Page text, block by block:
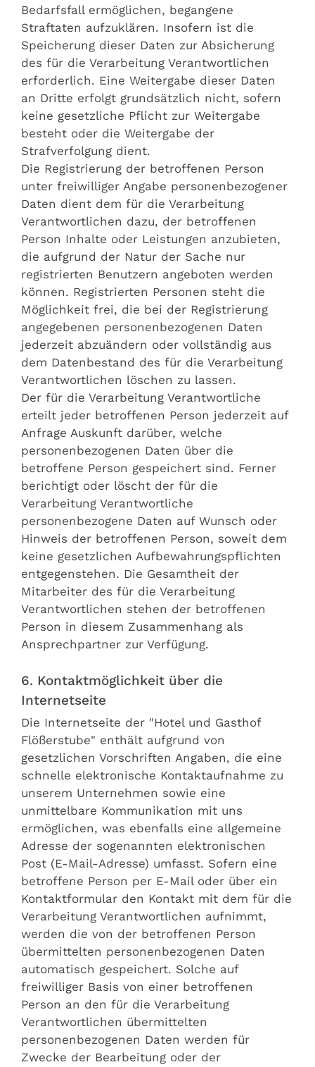
Bedarfsfall ermöglichen, begangene
Straftaten aufzuklären. Insofern ist die
Speicherung dieser Daten zur Absicherung
des für die Verarbeitung Verantwortlichen
erforderlich. Eine Weitergabe dieser Daten
an Dritte erfolgt grundsätzlich nicht, sofern
keine gesetzliche Pflicht zur Weitergabe
besteht oder die Weitergabe der
Strafverfolgung dient.
Die Registrierung der betroffenen Person
unter freiwilliger Angabe personenbezogener
Daten dient dem für die Verarbeitung
Verantwortlichen dazu, der betroffenen
Person Inhalte oder Leistungen anzubieten,
die aufgrund der Natur der Sache nur
registrierten Benutzern angeboten werden
können. Registrierten Personen steht die
Möglichkeit frei, die bei der Registrierung
angegebenen personenbezogenen Daten
jederzeit abzuändern oder vollständig aus
dem Datenbestand des für die Verarbeitung
Verantwortlichen löschen zu lassen.
Der für die Verarbeitung Verantwortliche
erteilt jeder betroffenen Person jederzeit auf
Anfrage Auskunft darüber, welche
personenbezogenen Daten über die
betroffene Person gespeichert sind. Ferner
berichtigt oder löscht der für die
Verarbeitung Verantwortliche
personenbezogene Daten auf Wunsch oder
Hinweis der betroffenen Person, soweit dem
keine gesetzlichen Aufbewahrungspflichten
entgegenstehen. Die Gesamtheit der
Mitarbeiter des für die Verarbeitung
Verantwortlichen stehen der betroffenen
Person in diesem Zusammenhang als
Ansprechpartner zur Verfügung.
6. Kontaktmöglichkeit über die
Internetseite
Die Internetseite der "Hotel und Gasthof
Flößerstube" enthält aufgrund von
gesetzlichen Vorschriften Angaben, die eine
schnelle elektronische Kontaktaufnahme zu
unserem Unternehmen sowie eine
unmittelbare Kommunikation mit uns
ermöglichen, was ebenfalls eine allgemeine
Adresse der sogenannten elektronischen
Post (E-Mail-Adresse) umfasst. Sofern eine
betroffene Person per E-Mail oder über ein
Kontaktformular den Kontakt mit dem für die
Verarbeitung Verantwortlichen aufnimmt,
werden die von der betroffenen Person
übermittelten personenbezogenen Daten
automatisch gespeichert. Solche auf
freiwilliger Basis von einer betroffenen
Person an den für die Verarbeitung
Verantwortlichen übermittelten
personenbezogenen Daten werden für
Zwecke der Bearbeitung oder der